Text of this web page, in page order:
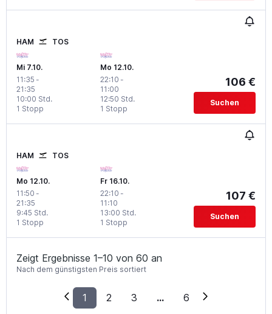
HAM TOS
Mi 7.10.
11:35 -
21:35
1 Stopp
10:00 Std.
Mo 12.10.
22:10 -
11:00
1 Stopp
12:50 Std.
106 €
Suchen
HAM TOS
Mo 12.10.
11:50 -
21:35
1 Stopp
9:45 Std.
Fr 16.10.
22:10 -
11:10
1 Stopp
13:00 Std.
107 €
Suchen
Zeigt Ergebnisse 1–10 von 60 an
Nach dem günstigsten Preis sortiert
1 2 3 ... 6